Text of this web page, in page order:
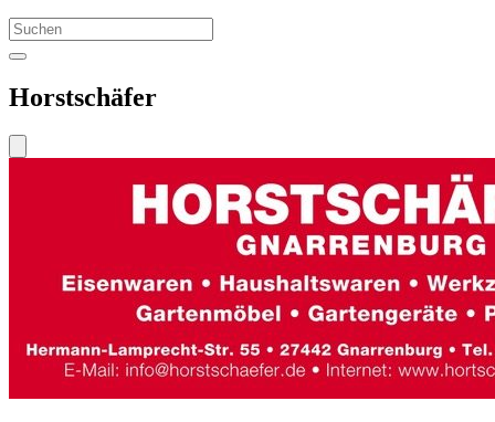
Horstschäfer